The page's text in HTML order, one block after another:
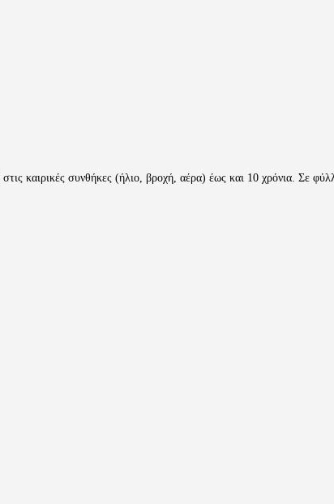
καιρικές συνθήκες (ήλιο, βροχή, αέρα) έως και 10 χρόνια. Σε